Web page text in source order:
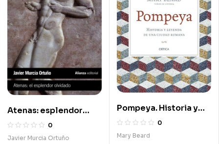
Atenas: esplendor
olvidado 0
Javier Murcia Ortuño
Pompeya. Historia y
leyenda de una ciudad
romana
0
Mary Beard